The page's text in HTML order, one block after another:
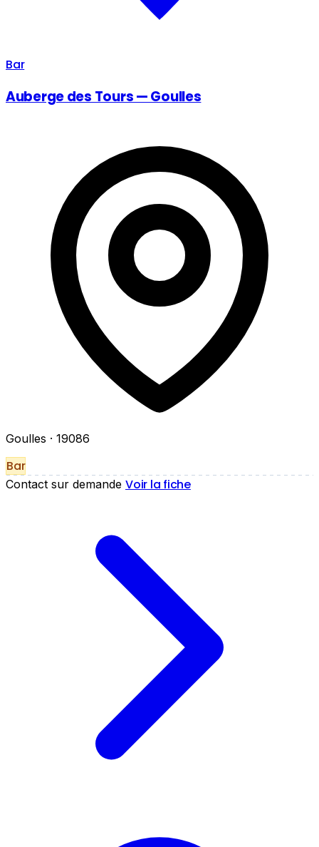
Bar
Auberge des Tours — Goulles
Goulles · 19086
Bar
Contact sur demande Voir la fiche